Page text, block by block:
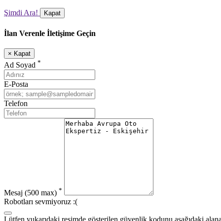
Şimdi Ara! Kapat
İlan Verenle İletişime Geçin
× Kapat
Ad Soyad *
E-Posta
Telefon
Mesaj (500 max) *
Robotları sevmiyoruz :(